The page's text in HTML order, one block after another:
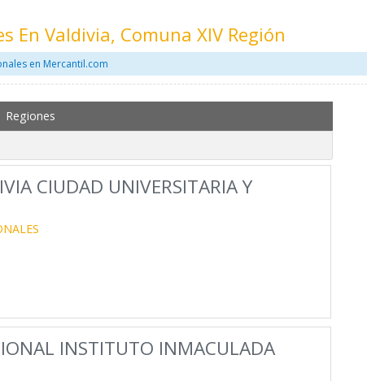
En Valdivia, Comuna XIV Región
en Mercantil.com
Regiones
CIUDAD UNIVERSITARIA Y
INSTITUTO INMACULADA